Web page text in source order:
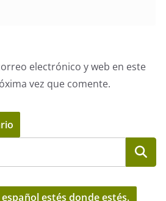
electrónico y web en este
vez que comente.
estés donde estés.